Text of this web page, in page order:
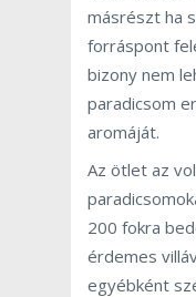
másrészt ha
forráspont
bizony nem
paradicsom
aromáját.
Az ötlet az
200 fokra
érdemes
egyébként